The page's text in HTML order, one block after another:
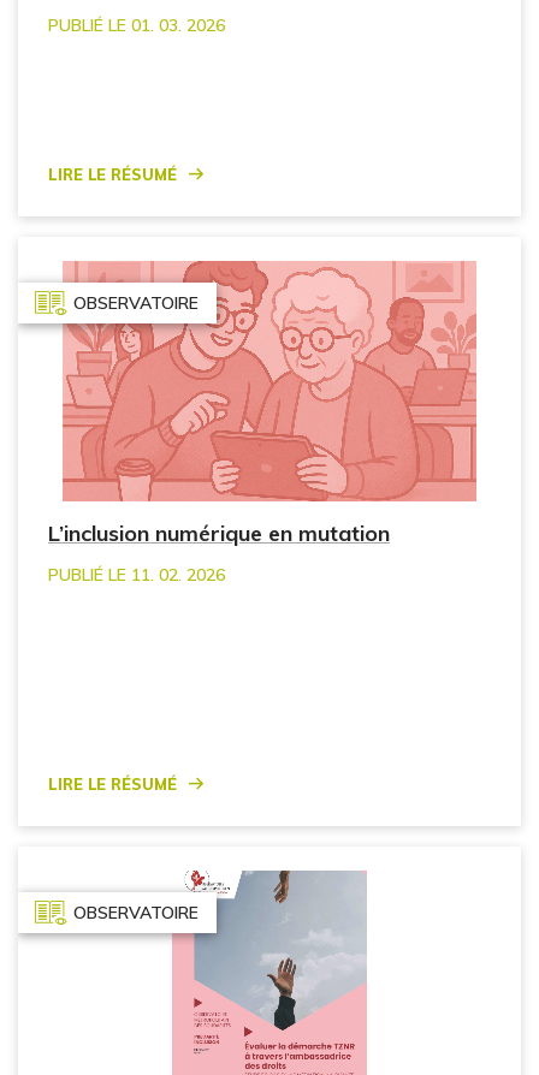
PUBLIÉ LE 01. 03. 2026
Lire le résumé
OBSERVATOIRE
L’inclusion numérique en mutation
PUBLIÉ LE 11. 02. 2026
Lire le résumé
OBSERVATOIRE